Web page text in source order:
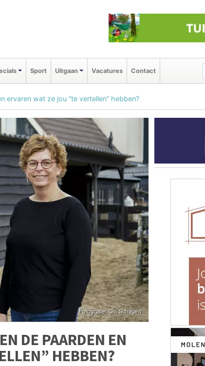
Sport Uitgaan Vacatures Contact
ervaren wat ze jou “te vertellen” hebben?
DE PAARDEN EN
HEBBEN?